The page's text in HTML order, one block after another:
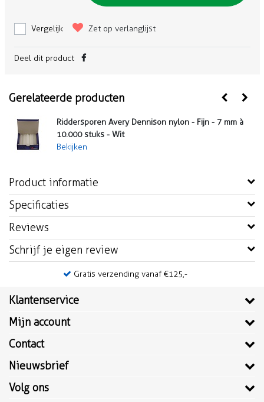
Vergelijk Zet op verlanglijst
Deel dit product
Gerelateerde producten
Riddersporen Avery Dennison nylon - Fijn - 7 mm à
10.000 stuks - Wit
Bekijken
Product informatie
Specificaties
Reviews
Schrijf je eigen review
Gratis verzending vanaf €125,-
Klantenservice
Mijn account
Contact
Nieuwsbrief
Volg ons